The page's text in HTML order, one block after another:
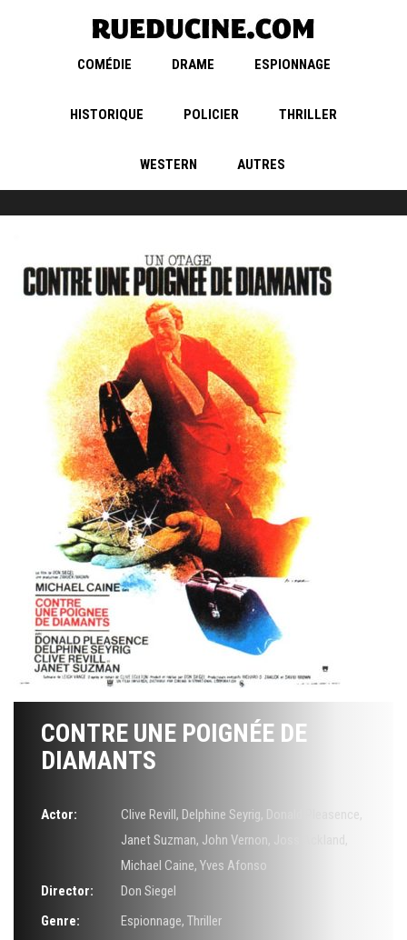
COMÉDIE DRAME ESPIONNAGE
HISTORIQUE POLICIER THRILLER
WESTERN AUTRES
CONTRE UNE POIGNÉE DE
DIAMANTS
Actor: Clive Revill, Delphine Seyrig, Donald Pleasence,
Janet Suzman, John Vernon,
Michael Caine, Yves Afonso
Director:
Don Siegel
Genre:
Espionnage, Thriller